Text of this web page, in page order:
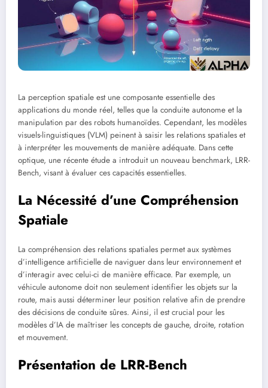
La perception spatiale est une composante essentielle des
applications du monde réel, telles que la conduite autonome et la
manipulation par des robots humanoïdes. Cependant, les modèles
visuels-linguistiques (VLM) peinent à saisir les relations spatiales et
à interpréter les mouvements de manière adéquate. Dans cette
optique, une récente étude a introduit un nouveau benchmark, LRR-
Bench, visant à évaluer ces capacités essentielles.
La Nécessité d’une Compréhension
Spatiale
La compréhension des relations spatiales permet aux systèmes
d’intelligence artificielle de naviguer dans leur environnement et
d’interagir avec celui-ci de manière efficace. Par exemple, un
véhicule autonome doit non seulement identifier les objets sur la
route, mais aussi déterminer leur position relative afin de prendre
des décisions de conduite sûres. Ainsi, il est crucial pour les
modèles d’IA de maîtriser les concepts de gauche, droite, rotation
et mouvement.
Présentation de LRR-Bench